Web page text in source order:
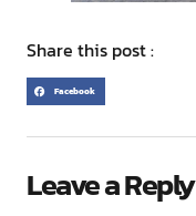
Share this post :
Facebook
Leave a Reply